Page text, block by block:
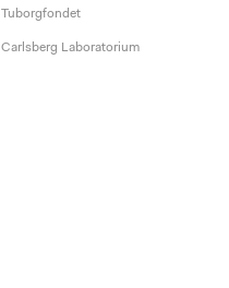
Tuborgfondet
Carlsberg Laboratorium